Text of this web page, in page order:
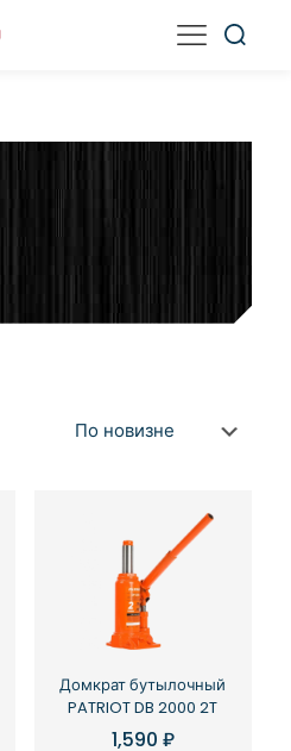
Домкрат бутылочный
PATRIOT DB 2000 2T
1,590 ₽